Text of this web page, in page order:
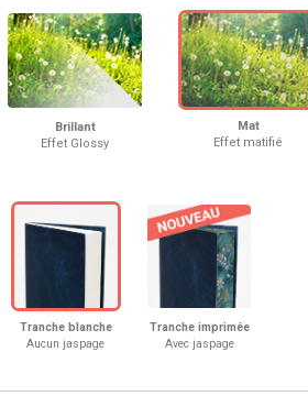
Brillant
Effet Glossy
Mat
Effet matifié
Tranche blanche
Aucun jaspage
Tranche imprimée
Avec jaspage